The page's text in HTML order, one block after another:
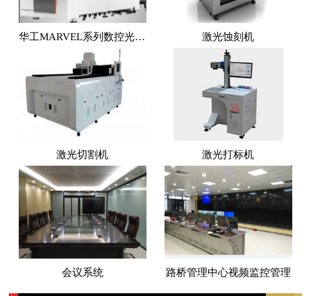
华工MARVEL系列数控光纤激光切割机 激光蚀刻机
激光切割机 激光打标机
会议系统 路桥管理中心视频监控管理